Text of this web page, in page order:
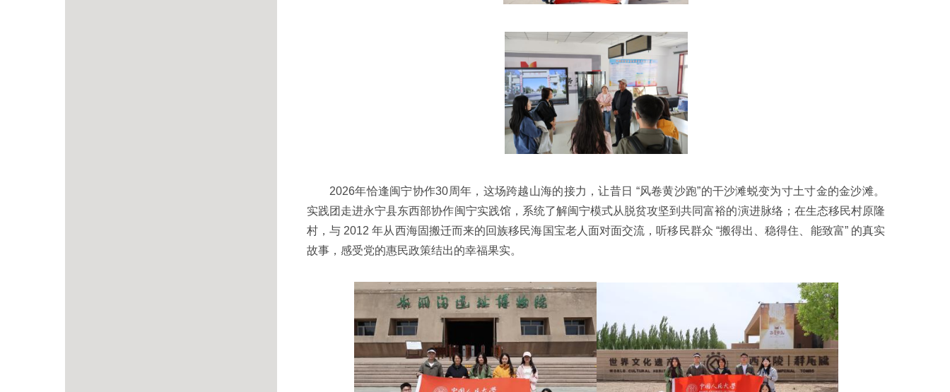
2026年恰逢闽宁协作30周年，这场跨越山海的接力，让昔日 “风卷黄沙跑”的干沙滩蜕变为寸土寸金的金沙滩。
实践团走进永宁县东西部协作闽宁实践馆，系统了解闽宁模式从脱贫攻坚到共同富裕的演进脉络；在生态移民村原隆
村，与 2012 年从西海固搬迁而来的回族移民海国宝老人面对面交流，听移民群众 “搬得出、稳得住、能致富” 的真实
故事，感受党的惠民政策结出的幸福果实。